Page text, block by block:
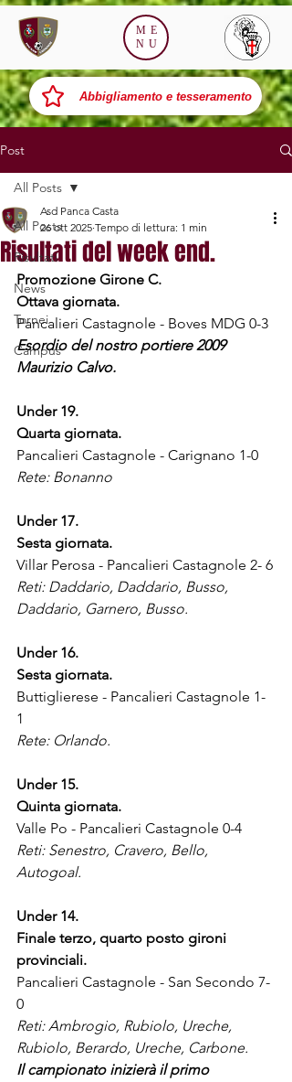
ME
NU
Abbigliamento e tesseramento
Post
All Posts
Risultati
News
Tornei
Campus
All Posts
Risultati del week end.
Asd Panca Casta
26 ott 2025 Tempo di lettura: 1 min
Promozione Girone C.
Ottava giornata.
Pancalieri Castagnole - Boves MDG 0-3
Esordio del nostro portiere 2009
Maurizio Calvo.
Under 19.
Quarta giornata.
Pancalieri Castagnole - Carignano 1-0
Rete: Bonanno
Under 17.
Sesta giornata.
Villar Perosa - Pancalieri Castagnole 2- 6
Reti: Daddario, Daddario, Busso,
Daddario, Garnero, Busso.
Under 16.
Sesta giornata.
Buttiglierese - Pancalieri Castagnole 1-
1
Rete: Orlando.
Under 15.
Quinta giornata.
Valle Po - Pancalieri Castagnole 0-4
Reti: Senestro, Cravero, Bello,
Autogoal.
Under 14.
Finale terzo, quarto posto gironi
provinciali.
Pancalieri Castagnole - San Secondo 7-
0
Reti: Ambrogio, Rubiolo, Ureche,
Rubiolo, Berardo, Ureche, Carbone.
Il campionato inizierà il primo